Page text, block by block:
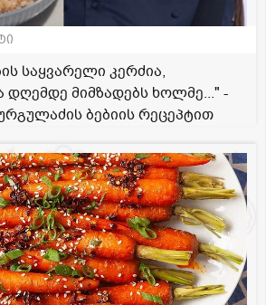
საყვარელი კერძია,
დღემდე მიმზადებს ხოლმე..." -
ბებიის რეცეპტით